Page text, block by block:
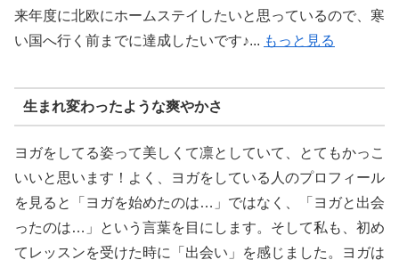
来年度に北欧にホームステイしたいと思っているので、寒
い国へ行く前までに達成したいです♪... もっと見る
生まれ変わったような爽やかさ
ヨガをしてる姿って美しくて凛としていて、とてもかっこ
いいと思います！よく、ヨガをしている人のプロフィール
を見ると「ヨガを始めたのは…」ではなく、「ヨガと出会
ったのは…」という言葉を目にします。そして私も、初め
てレッスンを受けた時に「出会い」を感じました。ヨガは